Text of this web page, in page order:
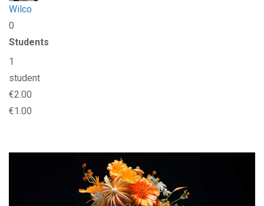
Wilco
0
Students
1
student
€2.00
€1.00